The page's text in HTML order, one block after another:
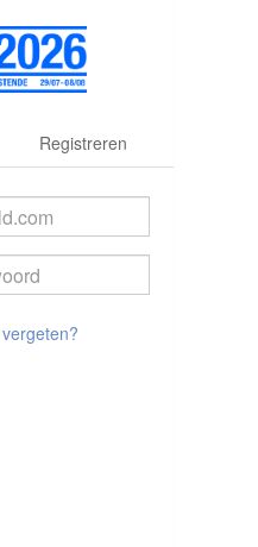
Registreren
aan Zee